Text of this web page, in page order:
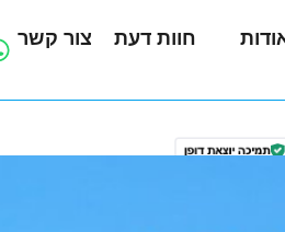
חוות דעת צור קשר